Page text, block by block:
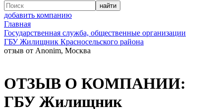
добавить компанию
Главная
Государственная служба, общественные организации
ГБУ Жилищник Красносельского района
отзыв от Anonim, Москва
ОТЗЫВ О КОМПАНИИ:
ГБУ Жилищник